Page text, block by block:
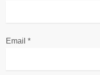
t
Email *